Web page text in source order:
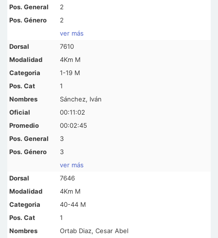
2
2
ver más
7610
4Km M
1-19 M
1
Sánchez, Iván
00:11:02
00:02:45
3
3
ver más
7646
4Km M
40-44 M
1
Ortab Diaz, Cesar Abel